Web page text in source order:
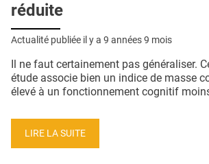
L'APP
PUBLICITÉ
CONTACT
réduite
Actualité publiée il y a 9 années 9 mois
Il ne faut certainement pas généraliser.
étude associe bien un indice de masse
élevé à un fonctionnement cognitif
LIRE LA SUITE